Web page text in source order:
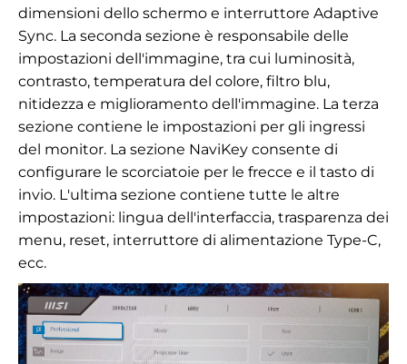
dimensioni dello schermo e interruttore Adaptive
Sync. La seconda sezione è responsabile delle
impostazioni dell'immagine, tra cui luminosità,
contrasto, temperatura del colore, filtro blu,
nitidezza e miglioramento dell'immagine. La terza
sezione contiene le impostazioni per gli ingressi
del monitor. La sezione NaviKey consente di
configurare le scorciatoie per le frecce e il tasto di
invio. L'ultima sezione contiene tutte le altre
impostazioni: lingua dell'interfaccia, trasparenza dei
menu, reset, interruttore di alimentazione Type-C,
ecc.